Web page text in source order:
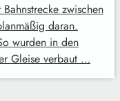
zwischen
daran.
wurden in den
Gleise verbaut …